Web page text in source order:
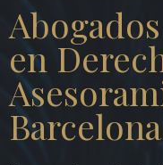
en